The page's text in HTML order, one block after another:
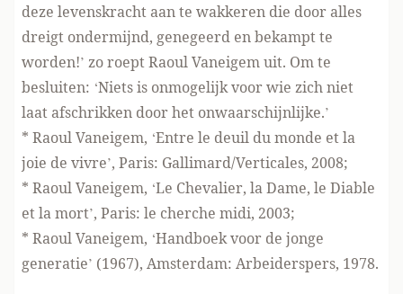
deze levenskracht aan te wakkeren die door alles
dreigt ondermijnd, genegeerd en bekampt te
worden!’ zo roept Raoul Vaneigem uit. Om te
besluiten: ‘Niets is onmogelijk voor wie zich niet
laat afschrikken door het onwaarschijnlijke.’
* Raoul Vaneigem, ‘Entre le deuil du monde et la
joie de vivre’, Paris: Gallimard/Verticales, 2008;
* Raoul Vaneigem, ‘Le Chevalier, la Dame, le Diable
et la mort’, Paris: le cherche midi, 2003;
* Raoul Vaneigem, ‘Handboek voor de jonge
generatie’ (1967), Amsterdam: Arbeiderspers, 1978.